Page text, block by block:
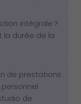
intégrale ?
la durée de la
de prestations
de